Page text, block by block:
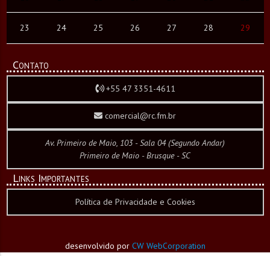
23 24 25 26 27 28 29
Contato
+55 47 3351-4611
comercial@rc.fm.br
Av. Primeiro de Maio, 103 - Sala 04 (Segundo Andar)
Primeiro de Maio - Brusque - SC
Links Importantes
Política de Privacidade e Cookies
desenvolvido por CW WebCorporation